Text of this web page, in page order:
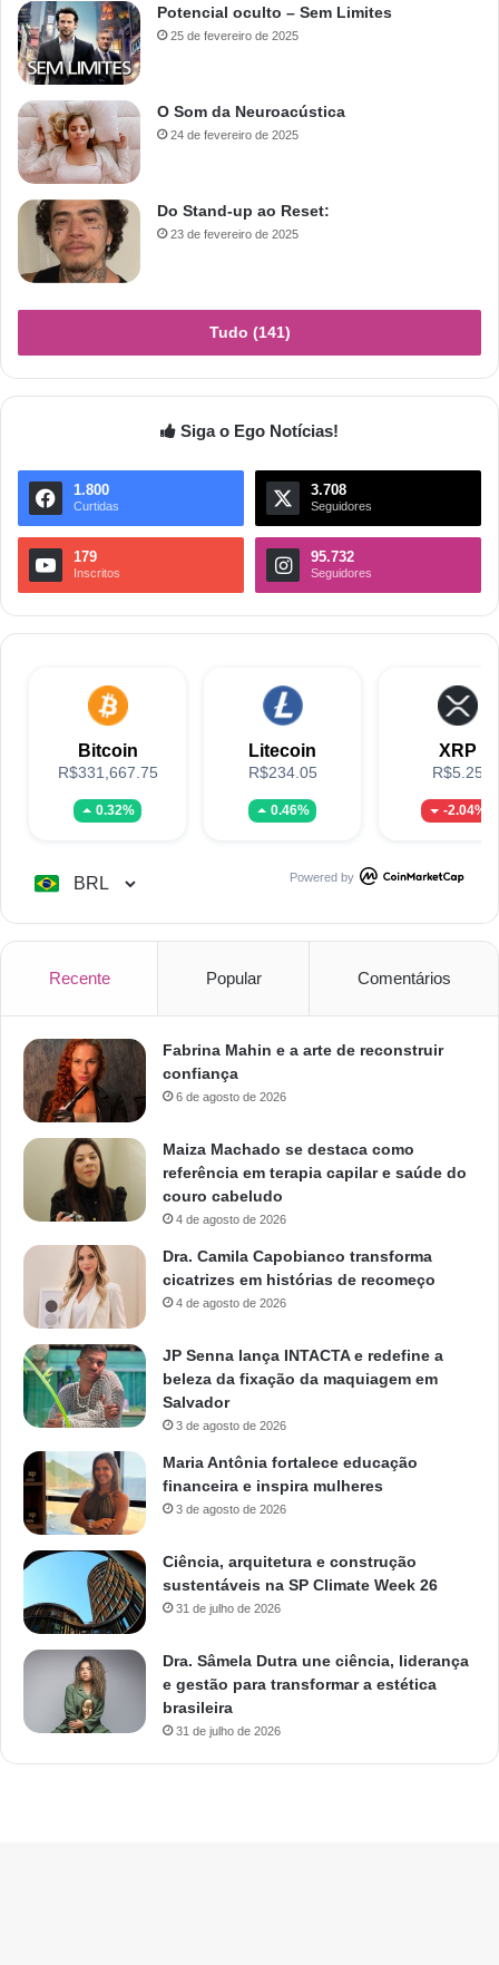
Potencial oculto – Sem Limites
25 de fevereiro de 2025
O Som da Neuroacústica
24 de fevereiro de 2025
Do Stand-up ao Reset:
23 de fevereiro de 2025
Tudo (141)
Siga o Ego Notícias!
1.800
Curtidas
3.708
Seguidores
179
Inscritos
95.732
Seguidores
Bitcoin
R$331,667.75
0.32%
Litecoin
R$234.05
0.46%
XRP
R$5.25
-2.04%
Powered by
Recente Popular Comentários
Fabrina Mahin e a arte de reconstruir
confiança
6 de agosto de 2026
Maiza Machado se destaca como
referência em terapia capilar e saúde do
couro cabeludo
4 de agosto de 2026
Dra. Camila Capobianco transforma
cicatrizes em histórias de recomeço
4 de agosto de 2026
JP Senna lança INTACTA e redefine a
beleza da fixação da maquiagem em
Salvador
3 de agosto de 2026
Maria Antônia fortalece educação
financeira e inspira mulheres
3 de agosto de 2026
Ciência, arquitetura e construção
sustentáveis na SP Climate Week 26
31 de julho de 2026
Dra. Sâmela Dutra une ciência, liderança
e gestão para transformar a estética
brasileira
31 de julho de 2026